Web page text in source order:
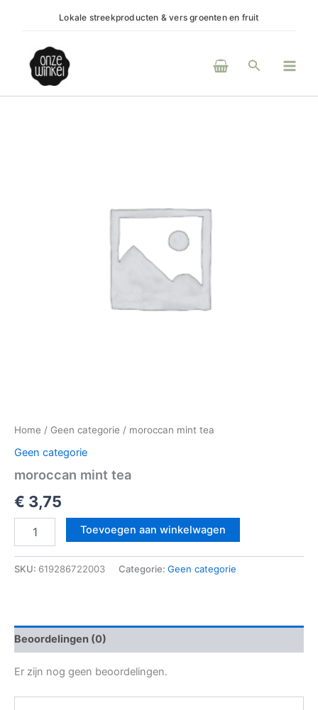
inhoud
Lokale streekproducten & vers groenten en fruit
Zoeken
Home / Geen categorie / moroccan mint tea
Geen categorie
moroccan mint tea
€ 3,75
Toevoegen aan winkelwagen
SKU: 619286722003 Categorie: Geen categorie
Beoordelingen (0)
Er zijn nog geen beoordelingen.